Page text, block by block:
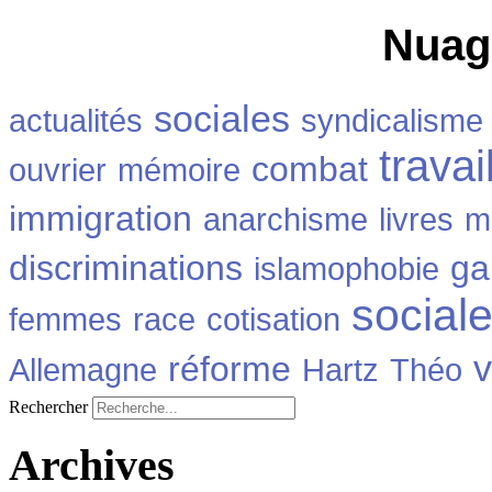
actualités sociales syndicalisme
ouvrier mémoire combat
immigration anarchisme livres
discriminations islamophobie
femmes race cotisation sociale
Allemagne réforme Hartz Théo
Rechercher
Archives